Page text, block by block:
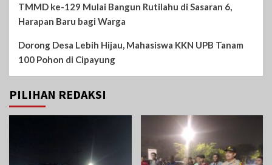
TMMD ke-129 Mulai Bangun Rutilahu di Sasaran 6,
Harapan Baru bagi Warga
Dorong Desa Lebih Hijau, Mahasiswa KKN UPB Tanam
100 Pohon di Cipayung
PILIHAN REDAKSI